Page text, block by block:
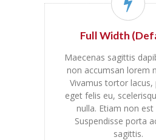
Full Width
Maecenas sagittis
non accumsan lorem
Vivamus tortor lacus,
eget felis eu,
nulla. Etiam non est
Suspendisse porta
sagittis.